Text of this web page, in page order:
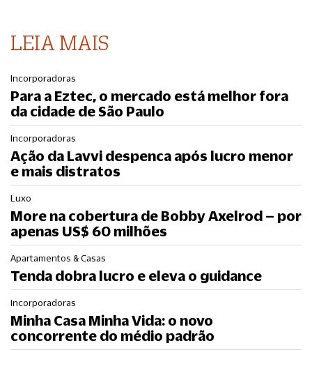
LEIA MAIS
Incorporadoras
Para a Eztec, o mercado está melhor fora
da cidade de São Paulo
Incorporadoras
Ação da Lavvi despenca após lucro menor
e mais distratos
Luxo
More na cobertura de Bobby Axelrod – por
apenas US$ 60 milhões
Apartamentos & Casas
Tenda dobra lucro e eleva o guidance
Incorporadoras
Minha Casa Minha Vida: o novo
concorrente do médio padrão